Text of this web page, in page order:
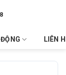
LIÊN